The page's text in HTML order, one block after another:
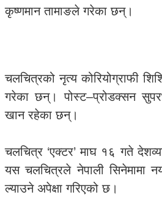
कृष्णमान तामाङले गरेका छन्।
चलचित्रको नृत्य कोरियोग्राफी
गरेका छन्। पोस्ट–प्रोडक्सन
खान रहेका छन्।
चलचित्र ‘एक्टर’ माघ १६ गते
यस चलचित्रले नेपाली सिनेमामा
ल्याउने अपेक्षा गरिएको छ।